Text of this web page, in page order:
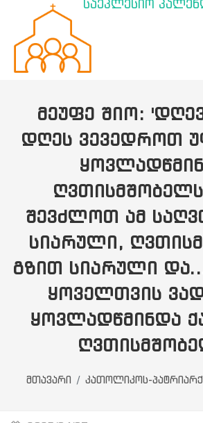
საეკლესიო
ᲛᲔᲣᲤᲔ ᲨᲘᲝ:
ᲓᲦᲔᲡ ᲕᲔᲕᲔᲓᲠᲝᲗ
ᲨᲔᲕᲫᲚᲝᲗ ᲐᲛ
ᲡᲘᲐᲠᲣᲚᲘ,
ᲒᲖᲘᲗ ᲡᲘᲐᲠᲣᲚᲘ
ᲧᲝᲕᲔᲚᲗᲕᲘᲡ
ᲧᲝᲕᲚᲐᲓᲬᲛᲘᲜᲓᲐ
მთავარი კათოლიკოს-